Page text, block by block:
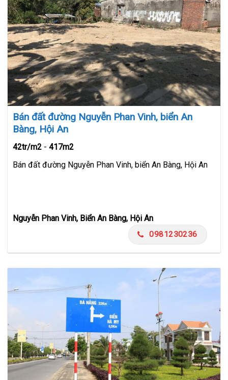
Bán đất đường Nguyễn Phan Vinh, biển An
Bàng, Hội An
42tr/m2 - 417m2
Bán đất đường Nguyễn Phan Vinh, biển An Bàng, Hội An
Nguyễn Phan Vinh, Biển An Bàng, Hội An
0981230236